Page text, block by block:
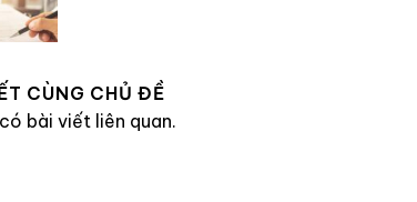
CÙNG CHỦ ĐỀ
bài viết liên quan.